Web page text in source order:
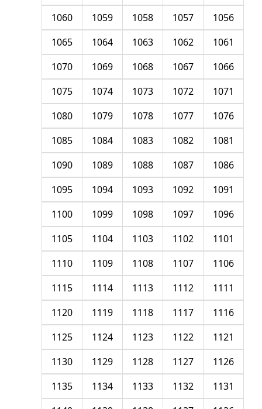
1056
1057
1058
1059
1060
1061
1062
1063
1064
1065
1066
1067
1068
1069
1070
1071
1072
1073
1074
1075
1076
1077
1078
1079
1080
1081
1082
1083
1084
1085
1086
1087
1088
1089
1090
1091
1092
1093
1094
1095
1096
1097
1098
1099
1100
1101
1102
1103
1104
1105
1106
1107
1108
1109
1110
1111
1112
1113
1114
1115
1116
1117
1118
1119
1120
1121
1122
1123
1124
1125
1126
1127
1128
1129
1130
1131
1132
1133
1134
1135